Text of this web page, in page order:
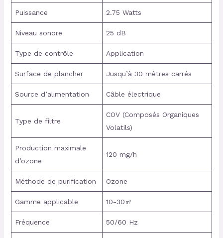
Puissance 2.75 Watts
Niveau sonore 25 dB
Type de contrôle Application
Surface de plancher Jusqu’à 30 mètres carrés
Source d’alimentation Câble électrique
Type de filtre
COV (Composés Organiques
Volatils)
Production maximale
d’ozone
120 mg/h
Méthode de purification Ozone
Gamme applicable 10-30㎡
Fréquence 50/60 Hz